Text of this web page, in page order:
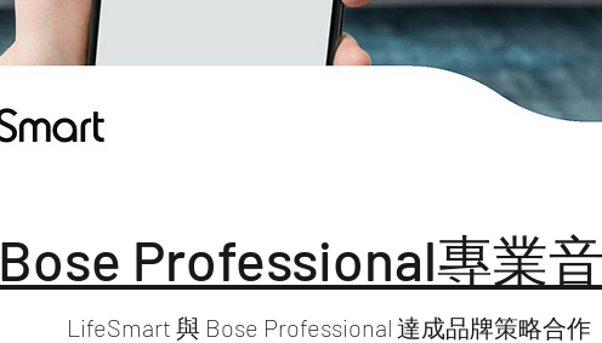
Bose Professional專業
LifeSmart 與 Bose Professional 達成品牌策略合作